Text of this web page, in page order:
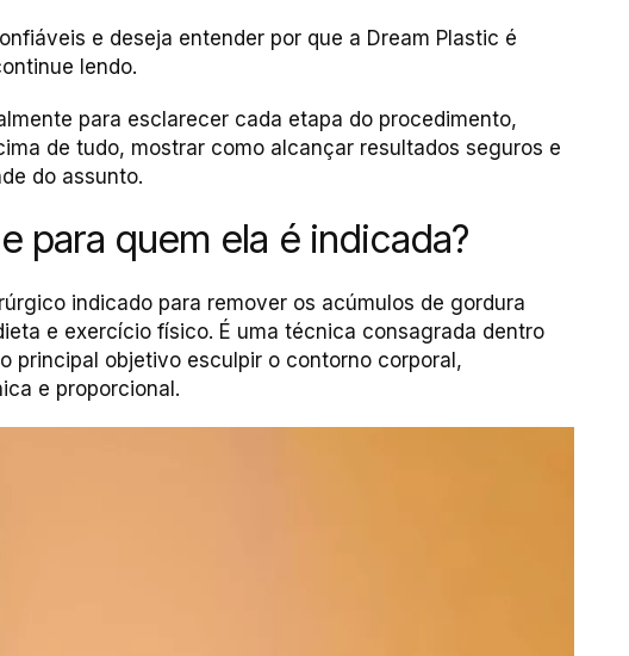
e deseja entender por que a Dream Plastic é
lendo.
para esclarecer cada etapa do procedimento,
de tudo, mostrar como alcançar resultados seguros e
do assunto.
para quem ela é indicada?
indicado para remover os acúmulos de gordura
e exercício físico. É uma técnica consagrada dentro
principal objetivo esculpir o contorno corporal,
e proporcional.